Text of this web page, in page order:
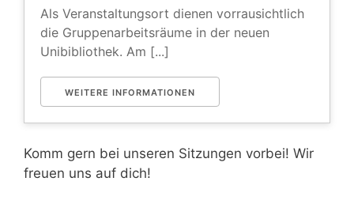
Als Veranstaltungsort dienen vorrausichtlich
die Gruppenarbeitsräume in der neuen
Unibibliothek. Am [...]
WEITERE INFORMATIONEN
Komm gern bei unseren Sitzungen vorbei! Wir
freuen uns auf dich!